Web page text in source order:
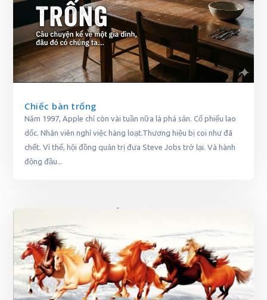
Chiếc bàn trống
Năm 1997, Apple chỉ còn vài tuần nữa là phá sản. Cổ phiếu lao
dốc. Nhân viên nghỉ việc hàng loạt.Thương hiệu bị coi như đã
chết. Vì thế, hội đồng quản trị đưa Steve Jobs trở lại. Và hành
động đầu...